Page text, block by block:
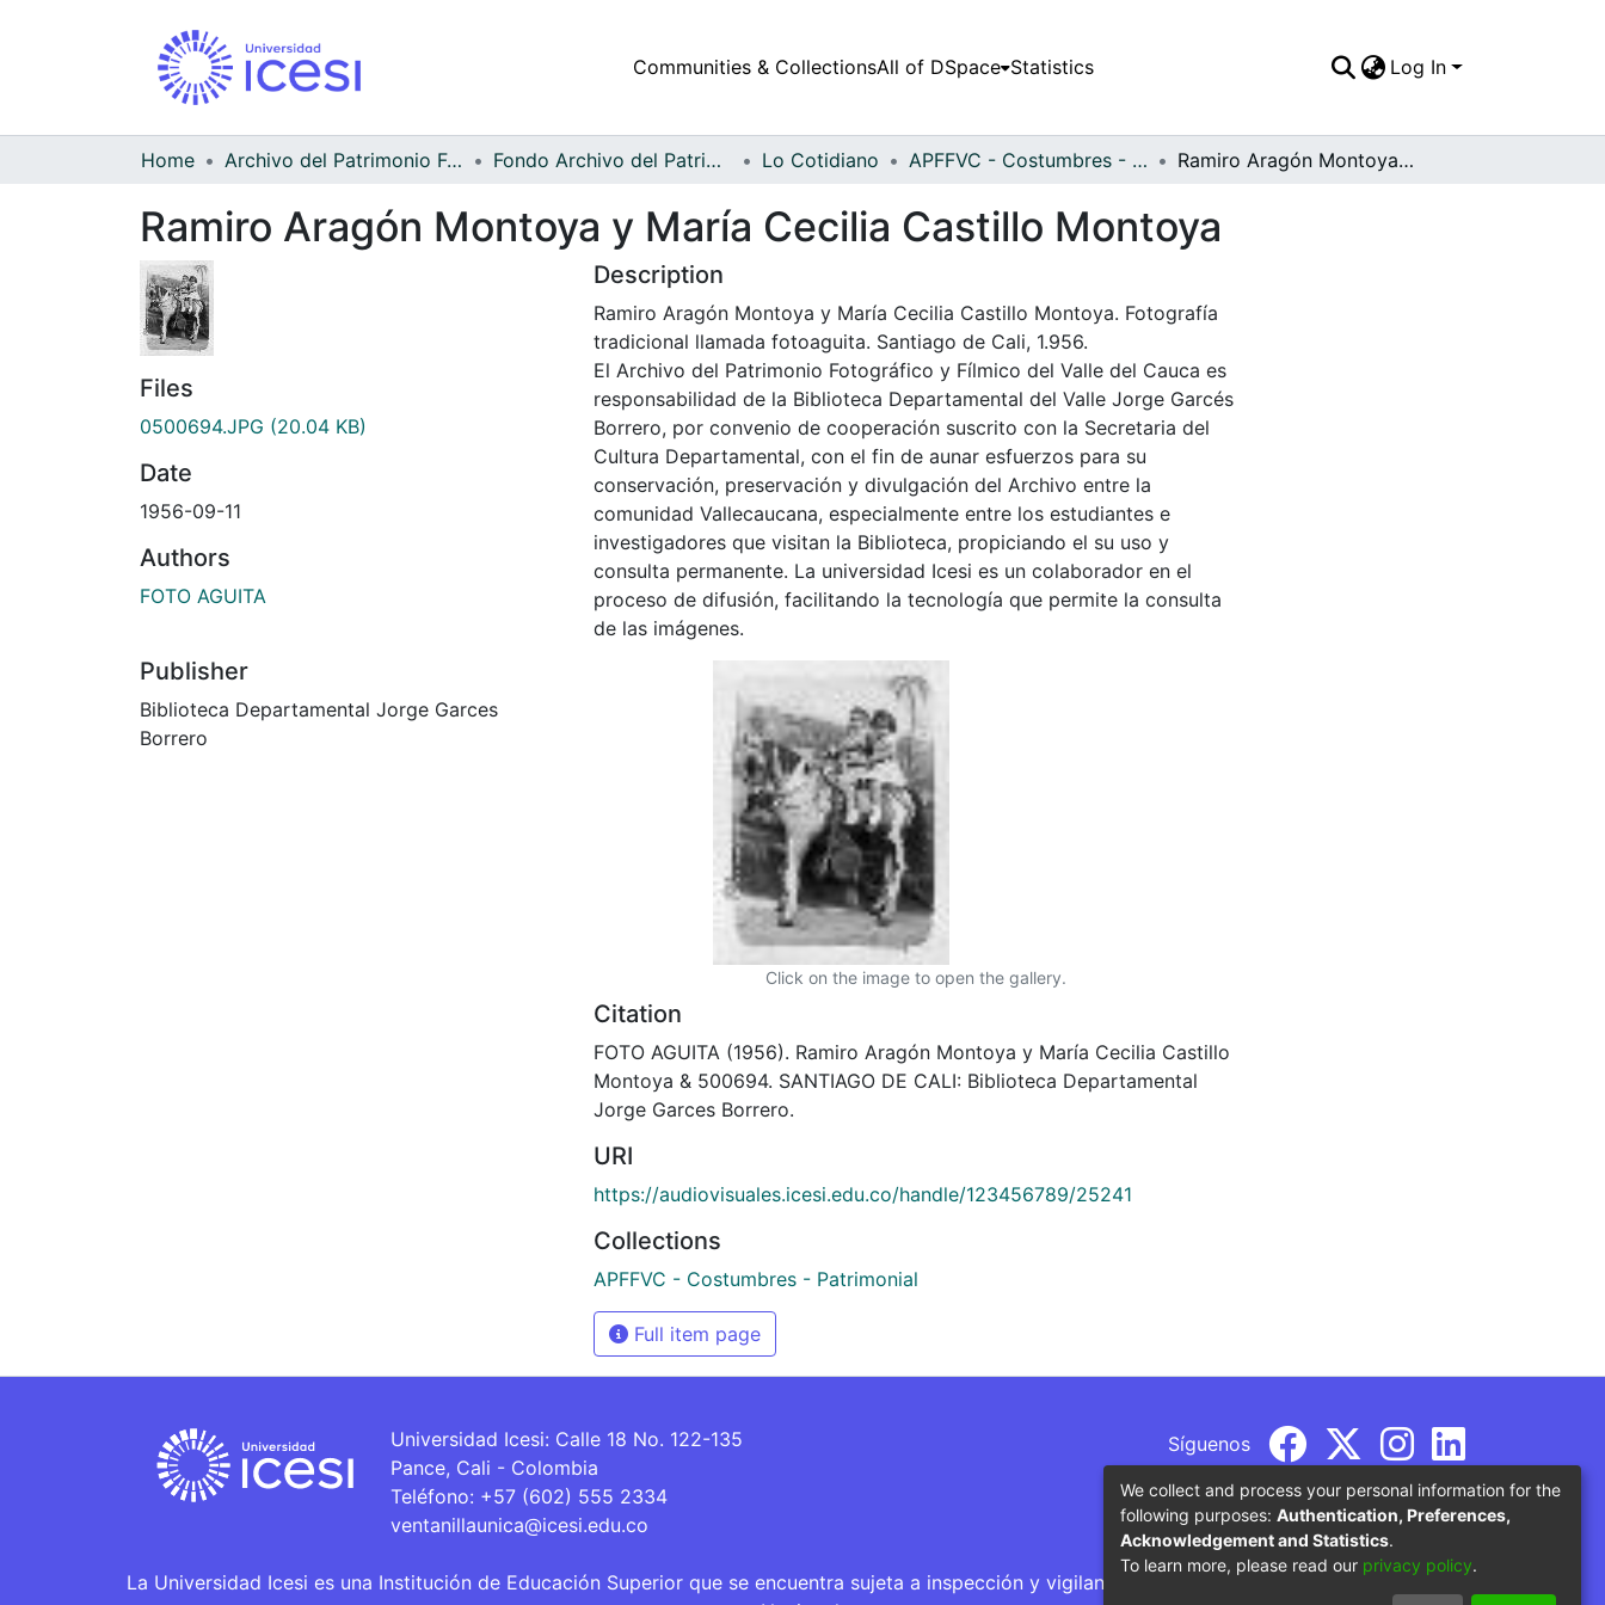
Communities & CollectionsAll of DSpace Statistics Log In
Home Archivo del Patrimonio Fotográfico y Fílmico del Valle del Cauca Fondo Archivo del Patrimonio Fotográfico y Fílmico del Valle del Cauca Lo Cotidiano APFFVC - Costumbres - Patrimonial Ramiro Aragón Montoya y María Cecilia Castillo Montoya
Ramiro Aragón Montoya y María Cecilia Castillo Montoya
Files
0500694.JPG (20.04 KB)
Date
1956-09-11
Authors
FOTO AGUITA
Publisher
Biblioteca Departamental Jorge Garces
Borrero
Description
Ramiro Aragón Montoya y María Cecilia Castillo Montoya. Fotografía
tradicional llamada fotoaguita. Santiago de Cali, 1.956.
El Archivo del Patrimonio Fotográfico y Fílmico del Valle del Cauca es
responsabilidad de la Biblioteca Departamental del Valle Jorge Garcés
Borrero, por convenio de cooperación suscrito con la Secretaria del
Cultura Departamental, con el fin de aunar esfuerzos para su
conservación, preservación y divulgación del Archivo entre la
comunidad Vallecaucana, especialmente entre los estudiantes e
investigadores que visitan la Biblioteca, propiciando el su uso y
consulta permanente. La universidad Icesi es un colaborador en el
proceso de difusión, facilitando la tecnología que permite la consulta
de las imágenes.
Click on the image to open the gallery.
Citation
FOTO AGUITA (1956). Ramiro Aragón Montoya y María Cecilia Castillo
Montoya & 500694. SANTIAGO DE CALI: Biblioteca Departamental
Jorge Garces Borrero.
URI
https://audiovisuales.icesi.edu.co/handle/123456789/25241
Collections
APFFVC - Costumbres - Patrimonial
Full item page
Universidad Icesi: Calle 18 No. 122-135
Pance, Cali - Colombia
Teléfono: +57 (602) 555 2334
ventanillaunica@icesi.edu.co
Síguenos
La Universidad Icesi es una Institución de Educación Superior que se encuentra sujeta a inspección y vigilancia por parte del Ministerio de Educación
We collect and process your personal information for the
following purposes: Authentication, Preferences,
Acknowledgement and Statistics.
To learn more, please read our privacy policy.